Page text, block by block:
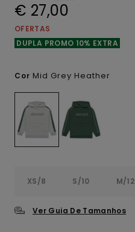
€ 27,00
OFERTAS
DUPLA PROMO 10% EXTRA
Cor Mid Grey Heather
XS/8 S/10 M/12
Ver Guia De Tamanhos